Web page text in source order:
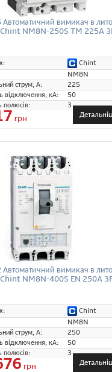
вимикач в
Chint NM8N-250S TM 225A
Chint
NM8N
струм, А:
225
відключення, кА:
50
полюсів:
3
грн
вимикач в
Chint NM8N-400S EN 250A
Chint
NM8N
струм, А:
250
відключення, кА:
50
полюсів:
3
грн